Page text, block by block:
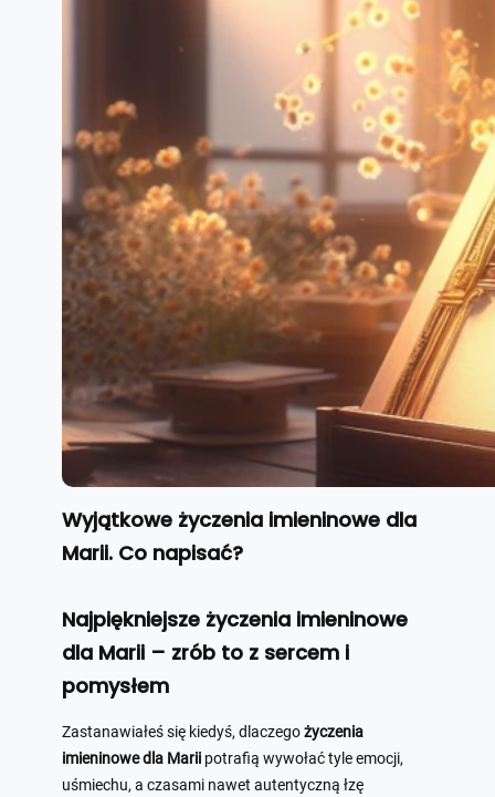
Wyjątkowe życzenia imieninowe dla
Marii. Co napisać?
Najpiękniejsze życzenia imieninowe
dla Marii – zrób to z sercem i
pomysłem
Zastanawiałeś się kiedyś, dlaczegożyczenia
imieninowe dla Marii potrafią wywołać tyle emocji,
uśmiechu, a czasami nawet autentyczną łzę